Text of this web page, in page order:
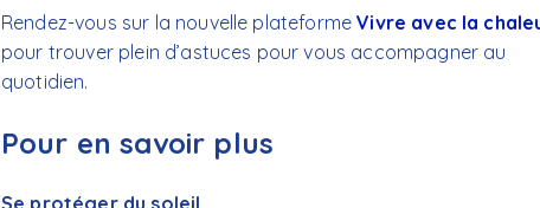
Rendez-vous sur la nouvelle plateformeVivre avec la
pour trouver plein d’astuces pour vous accompagner au
quotidien.
Pour en savoir plus